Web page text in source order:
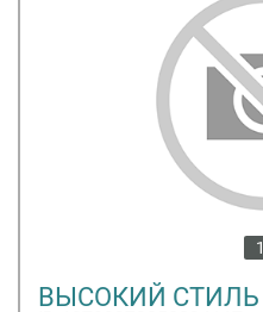
1
ВЫСОКИЙ СТИЛЬ